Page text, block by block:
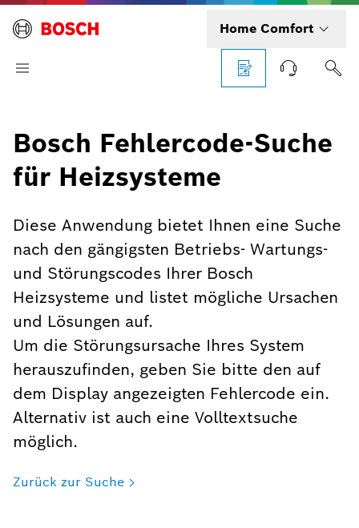
Home Comfort
Bosch Fehlercode-Suche
für Heizsysteme
Diese Anwendung bietet Ihnen eine Suche
nach den gängigsten Betriebs- Wartungs-
und Störungscodes Ihrer Bosch
Heizsysteme und listet mögliche Ursachen
und Lösungen auf.
Um die Störungsursache Ihres System
herauszufinden, geben Sie bitte den auf
dem Display angezeigten Fehlercode ein.
Alternativ ist auch eine Volltextsuche
möglich.
Zurück zur Suche